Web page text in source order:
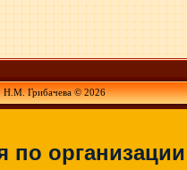
Грибачева © 2026
по организации